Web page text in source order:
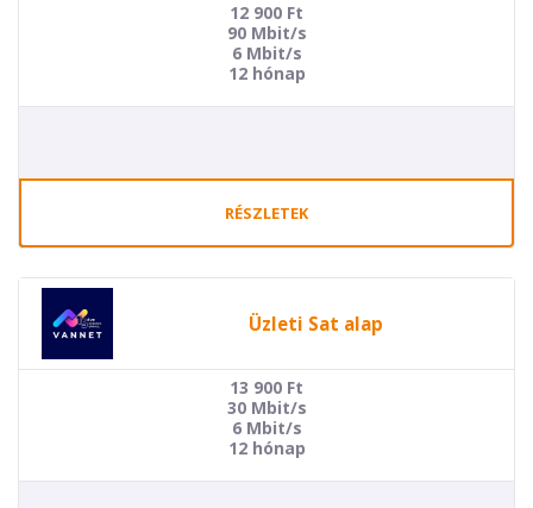
12 900 Ft
90 Mbit/s
6 Mbit/s
12 hónap
RÉSZLETEK
Üzleti Sat alap
13 900 Ft
30 Mbit/s
6 Mbit/s
12 hónap